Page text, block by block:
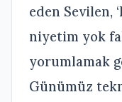
eden Sevilen,
niyetim yok
yorumlamak
Günümüz